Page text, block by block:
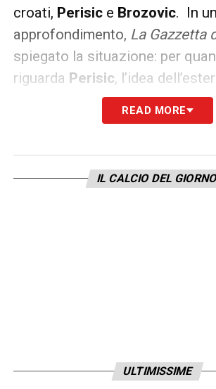
croati, Perisic e Brozovic. In un
approfondimento, La Gazzetta
spiegato la situazione: per
riguarda Perisic, l’idea
chiudere la carriera in
ma accetterebbe di restare in
Il club, però,non vuole
cifraanche per via dell’età
READ MORE
IL CALCIO DEL
ULTIMISSIME